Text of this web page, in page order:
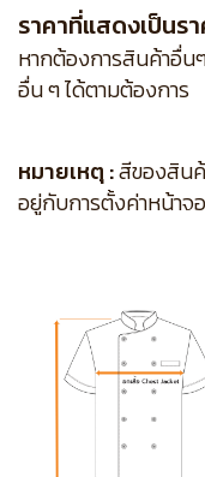
ราคาที่แสดงเป็นร
หากต้องการสินค้าอื่น
อื่น ๆ ได้ตามต้องการ
หมายเหตุ :สีของสิน
อยู่กับการตั้งค่าหน้าจ